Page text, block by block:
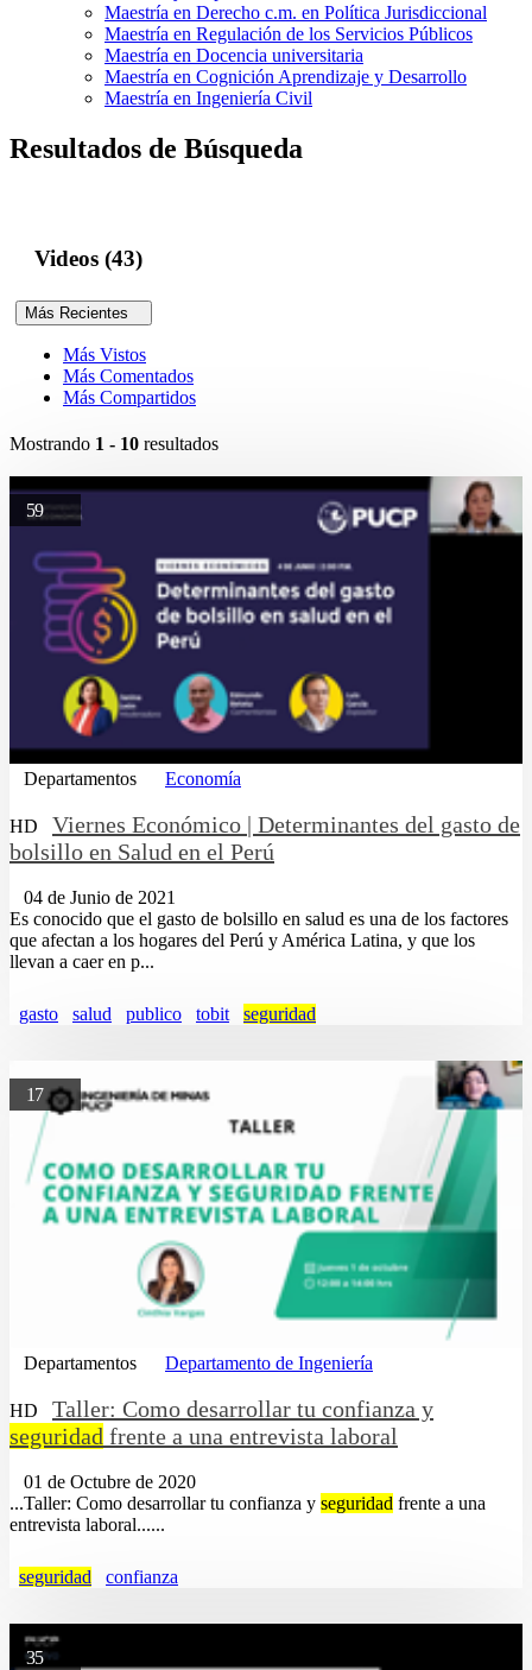
Maestría en Derecho c.m. en Política Jurisdiccional
Maestría en Regulación de los Servicios Públicos
Maestría en Docencia universitaria
Maestría en Cognición Aprendizaje y Desarrollo
Maestría en Ingeniería Civil
Resultados de Búsqueda
Videos (43)
Más Recientes
Más Vistos
Más Comentados
Más Compartidos
Mostrando 1 - 10 resultados
59
Departamentos Economía
HD
Viernes Económico | Determinantes del gasto de
bolsillo en Salud en el Perú
04 de Junio de 2021
Es conocido que el gasto de bolsillo en salud es una de los factores
que afectan a los hogares del Perú y América Latina, y que los
llevan a caer en p...
gasto salud publico tobit seguridad
17
Departamentos Departamento de Ingeniería
HD
Taller: Como desarrollar tu confianza y
seguridad frente a una entrevista laboral
01 de Octubre de 2020
...Taller: Como desarrollar tu confianza y seguridad frente a una
entrevista laboral......
seguridad confianza
35